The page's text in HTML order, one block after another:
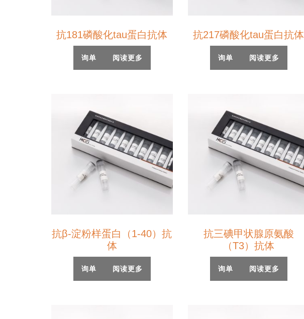
抗181磷酸化tau蛋白抗体
询单 阅读更多
抗217磷酸化tau蛋白抗体
询单 阅读更多
抗β-淀粉样蛋白（1-40）抗
体
询单 阅读更多
抗三碘甲状腺原氨酸
（T3）抗体
询单 阅读更多